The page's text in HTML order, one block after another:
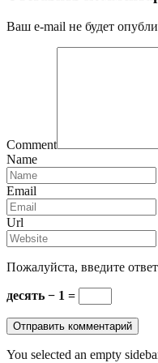
Ваш e-mail не будет
Comment
Name
Email
Url
Пожалуйста, введите
десять − 1 =
You selected an empty